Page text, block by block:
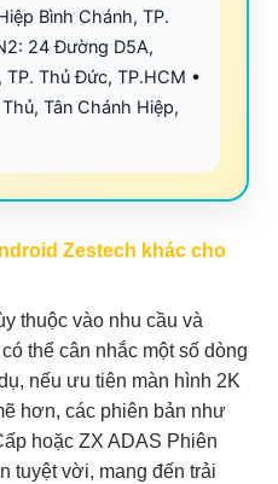
Bình Chánh, TP.
24 Đường D5A,
Thủ Đức, TP.HCM •
Tân Chánh Hiệp,
Zestech khác cho
thuộc vào nhu cầu và
thể cân nhắc một số dòng
nếu ưu tiên màn hình 2K
hơn, các phiên bản như
hoặc ZX ADAS Phiên
tuyệt vời, mang đến trải